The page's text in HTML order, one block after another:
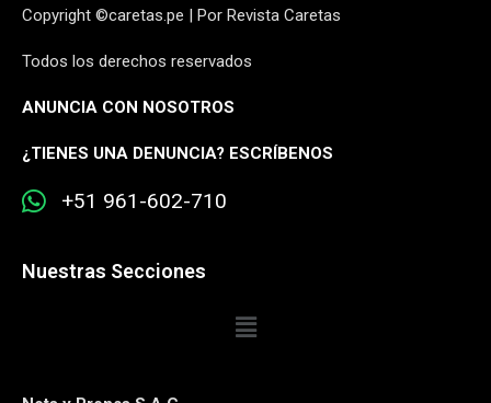
Copyright ©caretas.pe | Por Revista Caretas
Todos los derechos reservados
ANUNCIA CON NOSOTROS
¿TIENES UNA DENUNCIA? ESCRÍBENOS
+51 961-602-710
Nuestras Secciones